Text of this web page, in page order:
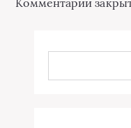
Комментарии